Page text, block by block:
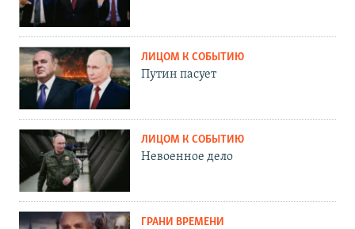
ЛИЦОМ К СОБЫТИЮ
Путин пасует
ЛИЦОМ К СОБЫТИЮ
Невоенное дело
ГРАНИ ВРЕМЕНИ